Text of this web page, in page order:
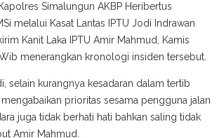
Simalungun AKBP Heribertus
melalui Kasat Lantas IPTU Jodi Indrawan
Kanit Laka IPTU Amir Mahmud, Kamis
menerangkan kronologi insiden tersebut.
selain kurangnya kesadaran dalam tertib
prioritas sesama pengguna jalan
juga tidak berhati hati bahkan saling tidak
Amir Mahmud.